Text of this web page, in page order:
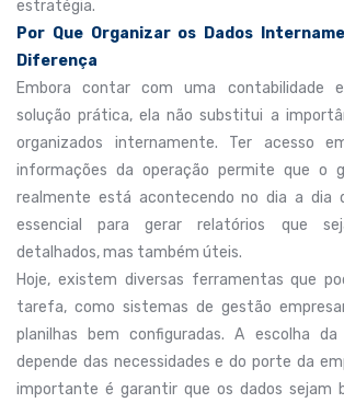
estratégia.
Por Que Organizar os Dados
Diferença
Embora contar com uma contabilidade
solução prática, ela não substitui a
organizados internamente. Ter acesso
informações da operação permite que o
realmente está acontecendo no dia a dia
essencial para gerar relatórios que
detalhados, mas também úteis.
Hoje, existem diversas ferramentas que
tarefa, como sistemas de gestão
planilhas bem configuradas. A escolha
depende das necessidades e do porte da
importante é garantir que os dados sejam